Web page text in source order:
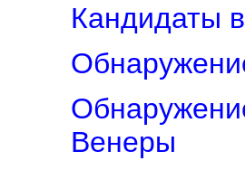
Кандидаты
Венеры